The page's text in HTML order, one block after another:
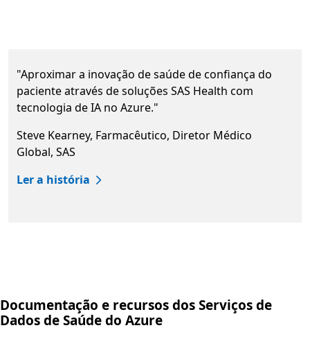
"Aproximar a inovação de saúde de confiança do
paciente através de soluções SAS Health com
tecnologia de IA no Azure."
Steve Kearney, Farmacêutico, Diretor Médico
Global, SAS
Ler a história
Documentação e recursos dos Serviços de
Dados de Saúde do Azure